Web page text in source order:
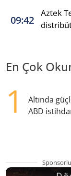
09:42
Aztek
En Çok
1
Altında
ABD